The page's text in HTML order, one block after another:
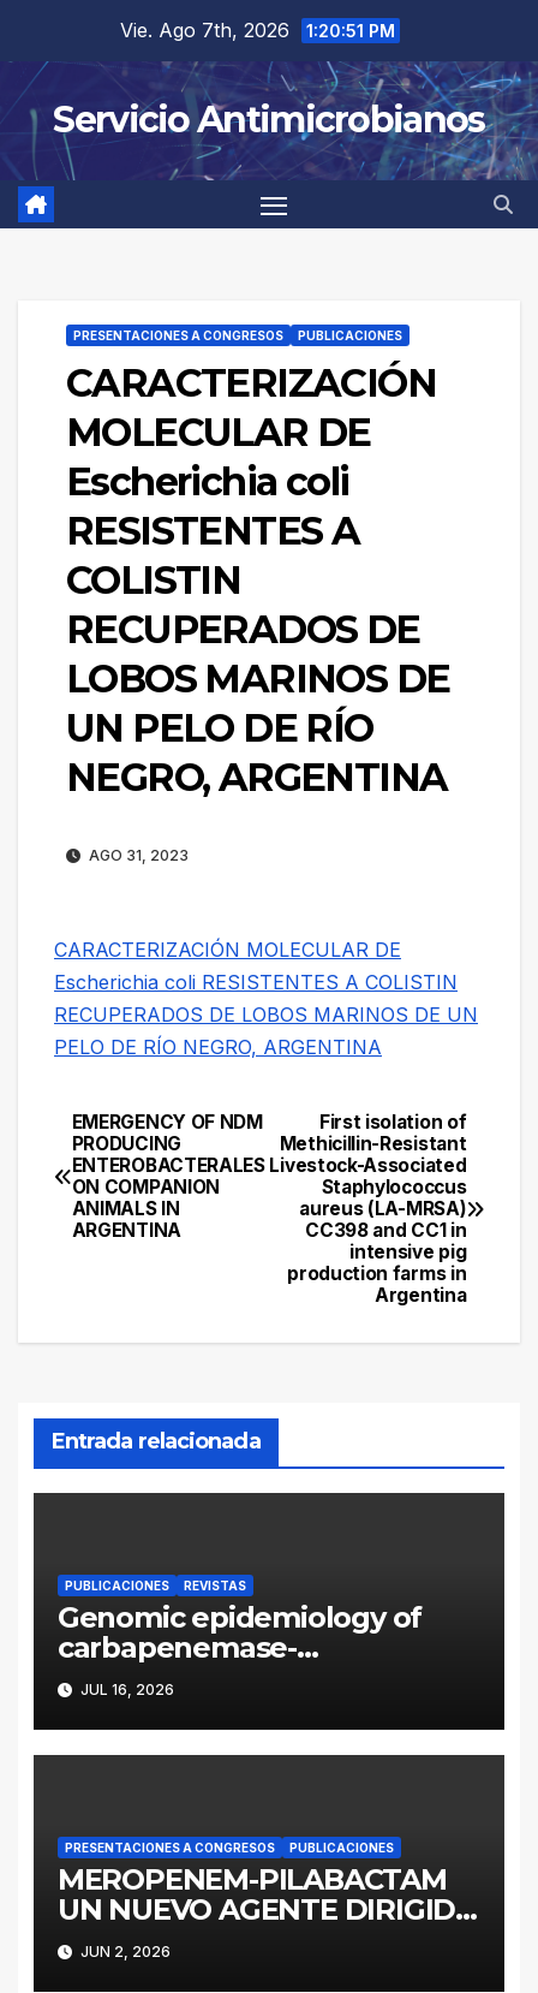
contenido
Vie. Ago 7th, 2026 1:20:51 PM
Servicio Antimicrobianos
PRESENTACIONES A CONGRESOS PUBLICACIONES
CARACTERIZACIÓN
MOLECULAR DE
Escherichia coli
RESISTENTES A
COLISTIN
RECUPERADOS DE
LOBOS MARINOS DE
UN PELO DE RÍO
NEGRO, ARGENTINA
AGO 31, 2023
CARACTERIZACIÓN MOLECULAR DE
Escherichia coli RESISTENTES A COLISTIN
RECUPERADOS DE LOBOS MARINOS DE UN
PELO DE RÍO NEGRO, ARGENTINA
Navegación
de
entradas
First isolation of
Methicillin-Resistant
Livestock-Associated
Staphylococcus
aureus (LA-MRSA)
CC398 and CC1 in
intensive pig
production farms in
Argentina
EMERGENCY OF NDM
PRODUCING
ENTEROBACTERALES
ON COMPANION
ANIMALS IN
ARGENTINA
Entrada relacionada
PUBLICACIONES REVISTAS
Genomic epidemiology of
carbapenemase-
producing Enterobacter
cloacae complex in
Argentina: a retrospective
JUL 16, 2026
PRESENTACIONES A CONGRESOS PUBLICACIONES
MEROPENEM-PILABACTAM
UN NUEVO AGENTE DIRIGIDO
A ENTEROBACTERALES
PRODUCTORES DE
JUN 2, 2026